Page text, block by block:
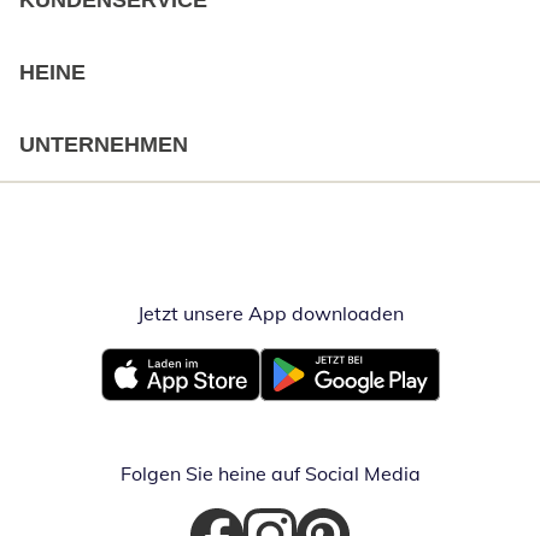
HEINE
UNTERNEHMEN
Jetzt unsere App downloadenÖffnet in
Öffnet in neuem FensterÖffnet in neuem Fenster
Folgen Sie heine auf Social Media